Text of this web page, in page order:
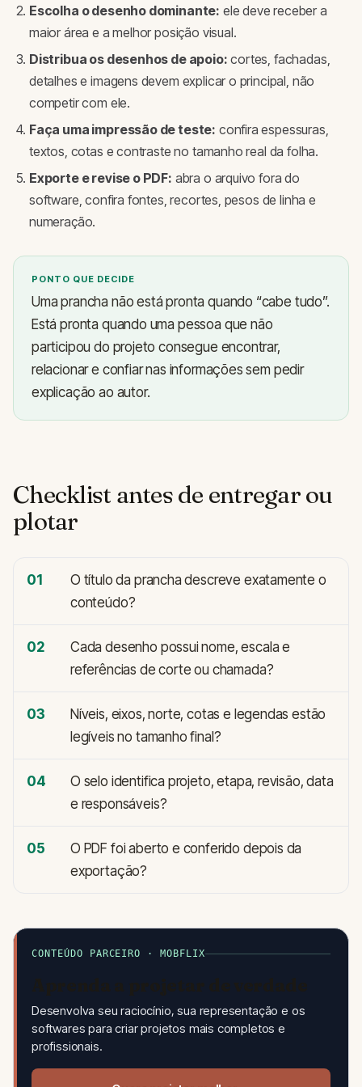
Escolha o desenho dominante: ele deve receber a
maior área e a melhor posição visual.
Distribua os desenhos de apoio: cortes, fachadas,
detalhes e imagens devem explicar o principal, não
competir com ele.
Faça uma impressão de teste: confira espessuras,
textos, cotas e contraste no tamanho real da folha.
Exporte e revise o PDF: abra o arquivo fora do
software, confira fontes, recortes, pesos de linha e
numeração.
PONTO QUE DECIDE
Uma prancha não está pronta quando “cabe tudo”.
Está pronta quando uma pessoa que não
participou do projeto consegue encontrar,
relacionar e confiar nas informações sem pedir
explicação ao autor.
Checklist antes de entregar ou
plotar
01
O título da prancha descreve exatamente o
conteúdo?
02
Cada desenho possui nome, escala e
referências de corte ou chamada?
03
Níveis, eixos, norte, cotas e legendas estão
legíveis no tamanho final?
04
O selo identifica projeto, etapa, revisão, data
e responsáveis?
05
O PDF foi aberto e conferido depois da
exportação?
CONTEÚDO PARCEIRO · MOBFLIX
Desenvolva seu raciocínio, sua representação e os
softwares para criar projetos mais completos e
profissionais.